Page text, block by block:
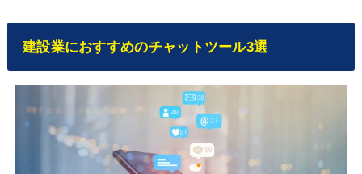
建設業におすすめのチャットツール3選